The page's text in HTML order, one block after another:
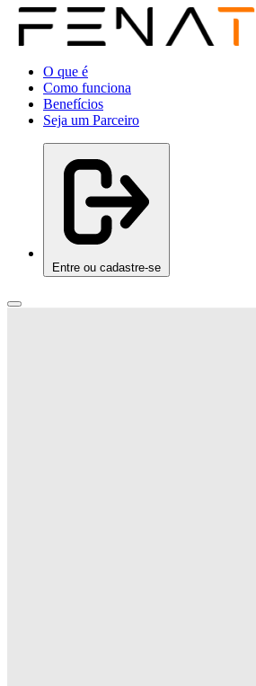
O que é
Como funciona
Benefícios
Seja um Parceiro
Entre ou cadastre-se